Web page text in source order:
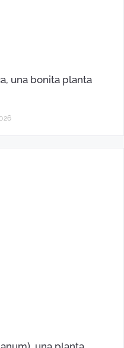
una bonita planta